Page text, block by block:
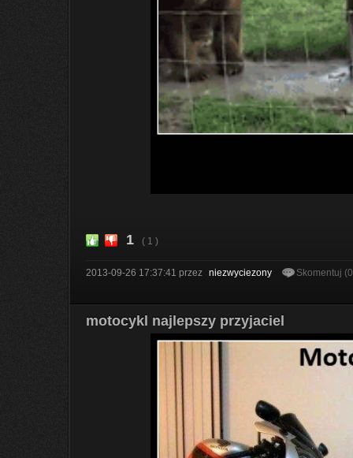
1 ( 1 )
2013-09-26 17:37:41 przez niezwyciezony Skomentuj
motocykl najlepszy przyjaciel